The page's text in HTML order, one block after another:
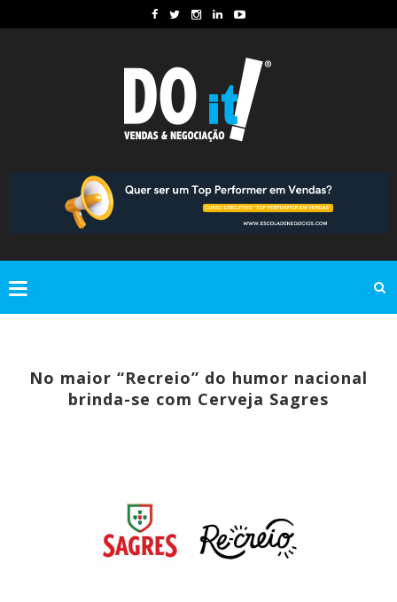
No maior “Recreio” do humor nacional
brinda-se com Cerveja Sagres